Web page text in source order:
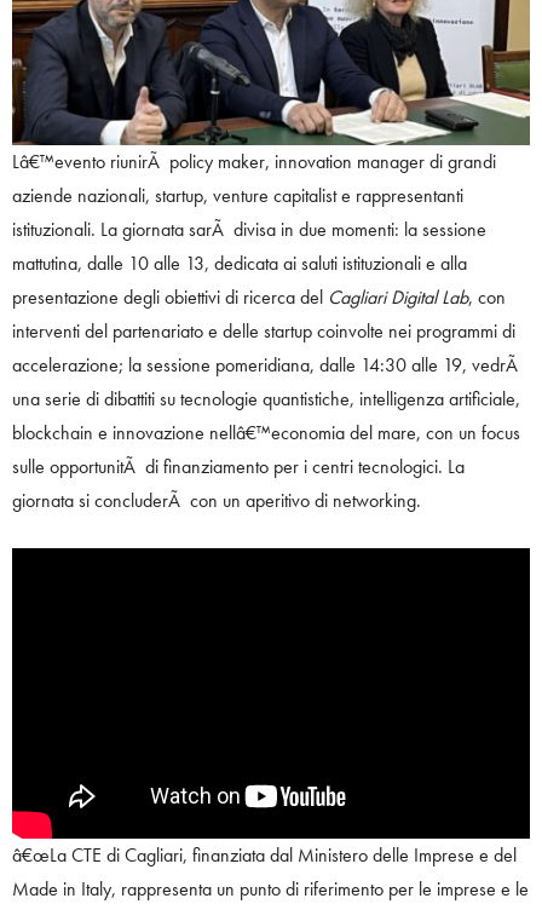
Lâ€™evento riunirÃ policy maker, innovation manager di grandi
aziende nazionali, startup, venture capitalist e rappresentanti
istituzionali. La giornata sarÃ divisa in due momenti: la sessione
mattutina, dalle 10 alle 13, dedicata ai saluti istituzionali e alla
presentazione degli obiettivi di ricerca del Cagliari Digital Lab, con
interventi del partenariato e delle startup coinvolte nei programmi di
accelerazione; la sessione pomeridiana, dalle 14:30 alle 19, vedrÃ
una serie di dibattiti su tecnologie quantistiche, intelligenza artificiale,
blockchain e innovazione nellâ€™economia del mare, con un focus
sulle opportunitÃ di finanziamento per i centri tecnologici. La
giornata si concluderÃ con un aperitivo di networking.
â€œLa CTE di Cagliari, finanziata dal Ministero delle Imprese e del
Made in Italy, rappresenta un punto di riferimento per le imprese e le